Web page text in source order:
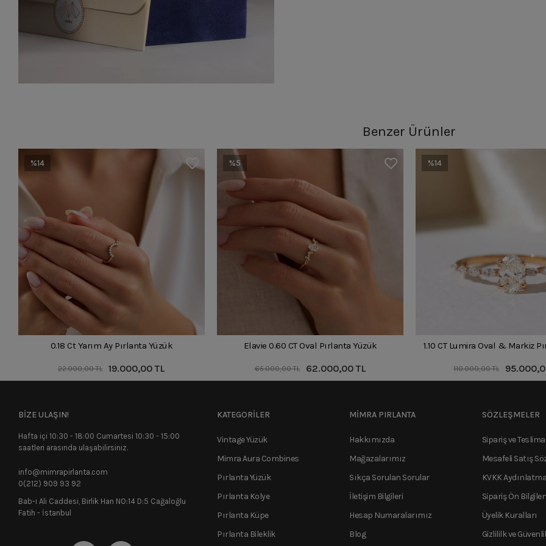
Benzer Ürünler
%14
0.18 Ct Yarım Ay Pırlanta Yüzük
22.000,00 TL 19.000,00 TL
%5
Elavie 0.60 CT Oval Pırlanta Yüzük
65.000,00 TL 62.000,00 TL
%14
1.10 CT Lumira Oval & Markiz
110.000,00 TL
BİZE ULAŞIN!
Hafta içi 10:30 - 18:00 Cumartesi 10:30 - 15:00
saatleri arasında ulaşabilirsiniz.
info@mimrapirlanta.com
0(212) 909 93 92
Bab-ı Ali Caddesi, Birlik Han NO:14 D:5 Cağaloğlu
Fatih - İstanbul
KATEGORİLER
Vintage Yüzük
Mimra Aura Combines
Pırlanta Yüzük
Pırlanta Kolye
Pırlanta Küpe
Pırlanta Bileklik
MİMRA PIRLANTA
Hakkımızda
Mağazalarımız
Sıkça Sorulan Sorular
İletişim Bilgileri
Hesap Numaralarımız
Blog
SÖZLEŞMELER
Sipariş ve
Mesafeli Satış
KVKK
Sipariş Ön
Üyelik Kuralları
Gizlililk ve